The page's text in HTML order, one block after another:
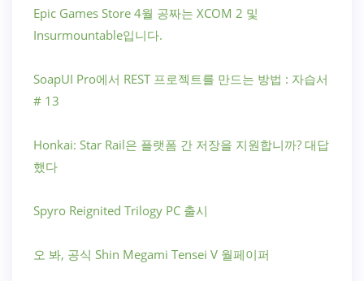
Epic Games Store 4월 공짜는 XCOM 2 및
Insurmountable입니다.
SoapUI Pro에서 REST 프로젝트를 만드는 방법 : 자습서
# 13
Honkai: Star Rail은 플랫폼 간 저장을 지원합니까? 대답
했다
Spyro Reignited Trilogy PC 출시
오 봐, 공식 Shin Megami Tensei V 월페이퍼